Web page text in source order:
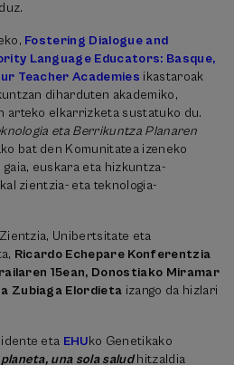
Fostering Dialogue and
Language Educators: Basque,
Teacher Academies ikastaroak
diharduten akademiko,
arteko elkarrizketa sustatuko du.
eta Berrikuntza Planaren
bat den Komunitatea izeneko
euskara eta hizkuntza-
zientzia- eta teknologia-
Unibertsitate eta
Ricardo Echepare Konferentzia
15ean, Donostiako Miramar
Zubiaga Elordieta izango da hizlari
eta EHUko Genetikako
una sola salud hitzaldia